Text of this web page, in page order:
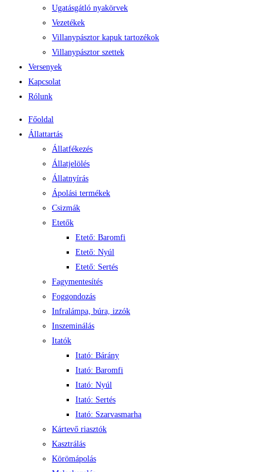
Ugatásgátló nyakörvek
Vezetékek
Villanypásztor kapuk tartozékok
Villanypásztor szettek
Versenyek
Kapcsolat
Rólunk
Főoldal
Állattartás
Állatfékezés
Állatjelölés
Állatnyírás
Ápolási termékek
Csizmák
Etetők
Etető: Baromfi
Etető: Nyúl
Etető: Sertés
Fagymentesítés
Foggondozás
Infralámpa, búra, izzók
Inszeminálás
Itatók
Itató: Bárány
Itató: Baromfi
Itató: Nyúl
Itató: Sertés
Itató: Szarvasmarha
Kártevő riasztók
Kasztrálás
Körömápolás